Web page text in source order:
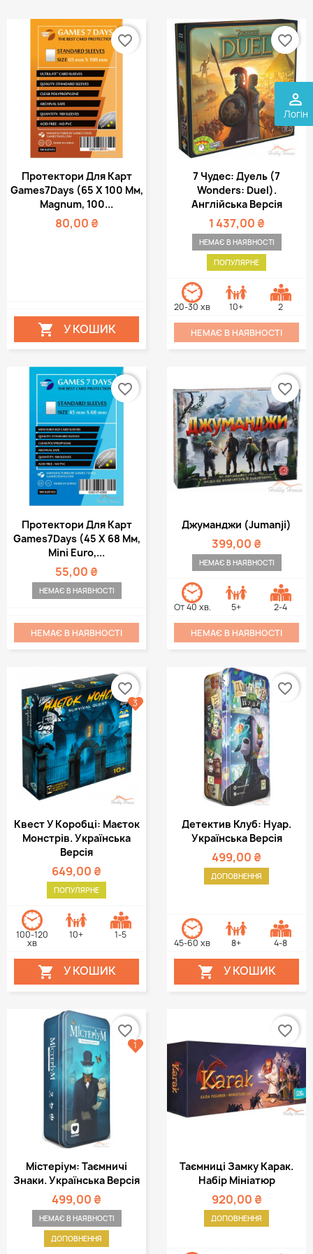
perm_identity
Логін
Протектори Для Карт
Games7Days (65 Х 100 Мм,
Magnum, 100...
80,00 ₴
 У КОШИК
favorite_border
7 Чудес: Дуель (7
Wonders: Duel).
Англійська Версія
1 437,00 ₴
НЕМАЄ В НАЯВНОСТІ
ПОПУЛЯРНЕ
20-30 хв 10+ 2
НЕМАЄ В НАЯВНОСТІ
favorite_border
Протектори Для Карт
Games7Days (45 Х 68 Мм,
Mini Euro,...
55,00 ₴
НЕМАЄ В НАЯВНОСТІ
НЕМАЄ В НАЯВНОСТІ
favorite_border
Джуманджи (Jumanji)
399,00 ₴
НЕМАЄ В НАЯВНОСТІ
От 40 хв. 5+ 2-4
НЕМАЄ В НАЯВНОСТІ
favorite_border
Квест У Коробці: Маєток
Монстрів. Українська
Версія
649,00 ₴
ПОПУЛЯРНЕ
100-120
хв
10+ 1-5
 У КОШИК
favorite_border
3
Детектив Клуб: Нуар.
Українська Версія
499,00 ₴
ДОПОВНЕННЯ
45-60 хв 8+ 4-8
 У КОШИК
favorite_border
Містеріум: Таємничі
Знаки. Українська Версія
499,00 ₴
НЕМАЄ В НАЯВНОСТІ
ДОПОВНЕННЯ
favorite_border
1
Таємниці Замку Карак.
Набір Мініатюр
920,00 ₴
ДОПОВНЕННЯ
favorite_border